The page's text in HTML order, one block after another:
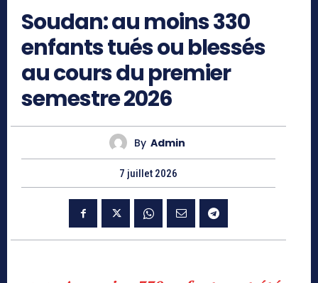
Soudan: au moins 330
enfants tués ou blessés
au cours du premier
semestre 2026
By Admin
7 juillet 2026